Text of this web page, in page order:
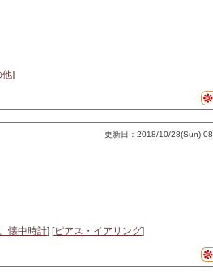
他]
更新日：2018/10/28(Sun)
懐中時計] [ピアス・イアリング]